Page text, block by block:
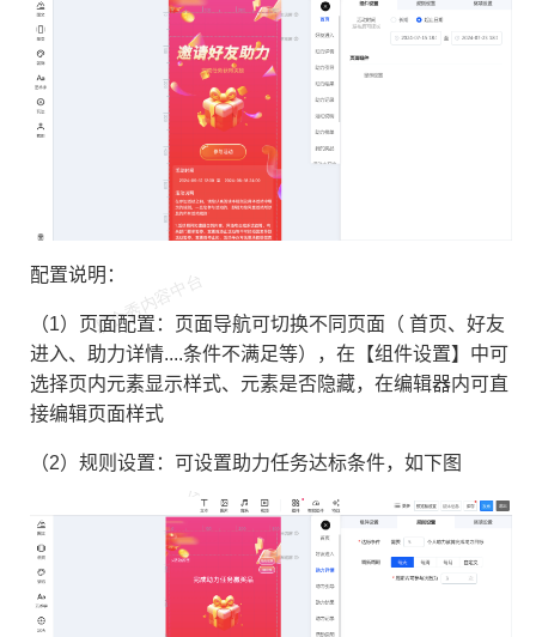
配置说明：
（1）页面配置：页面导航可切换不同页面（ 首页、好友
进入、助力详情....条件不满足等），在【组件设置】中可
选择页内元素显示样式、元素是否隐藏，在编辑器内可直
接编辑页面样式
（2）规则设置：可设置助力任务达标条件，如下图